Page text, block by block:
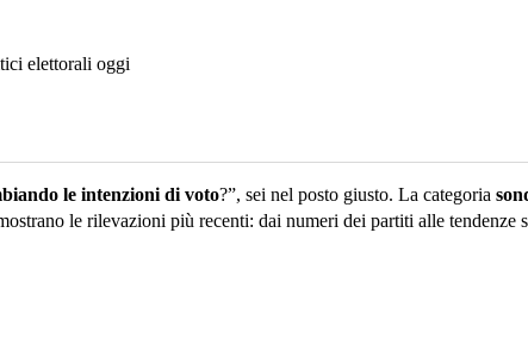
elettorali oggi
le intenzioni di voto?”, sei nel posto giusto. La categoria
le rilevazioni più recenti: dai numeri dei partiti alle